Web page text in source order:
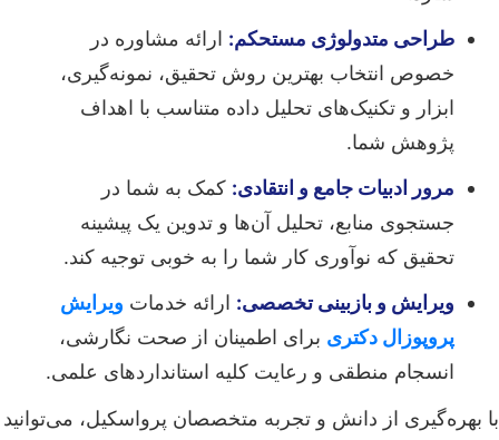
طراحی متدولوژی مستحکم: ارائه مشاوره در
خصوص انتخاب بهترین روش تحقیق، نمونه‌گیری،
ابزار و تکنیک‌های تحلیل داده متناسب با اهداف
پژوهش شما.
مرور ادبیات جامع و انتقادی: کمک به شما در
جستجوی منابع، تحلیل آن‌ها و تدوین یک پیشینه
تحقیق که نوآوری کار شما را به خوبی توجیه کند.
ویرایش و بازبینی تخصصی: ارائه خدمات ویرایش
پروپوزال دکتری برای اطمینان از صحت نگارشی،
انسجام منطقی و رعایت کلیه استانداردهای علمی.
با بهره‌گیری از دانش و تجربه متخصصان پرواسکیل، می‌توانید